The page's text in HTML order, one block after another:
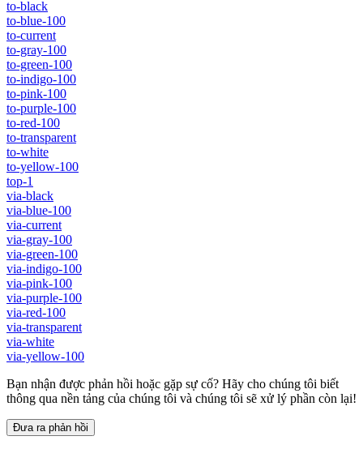
to-black
to-blue-100
to-current
to-gray-100
to-green-100
to-indigo-100
to-pink-100
to-purple-100
to-red-100
to-transparent
to-white
to-yellow-100
top-1
via-black
via-blue-100
via-current
via-gray-100
via-green-100
via-indigo-100
via-pink-100
via-purple-100
via-red-100
via-transparent
via-white
via-yellow-100
Bạn nhận được phản hồi hoặc gặp sự cố? Hãy cho chúng tôi biết
thông qua nền tảng của chúng tôi và chúng tôi sẽ xử lý phần còn lại!
Đưa ra phản hồi